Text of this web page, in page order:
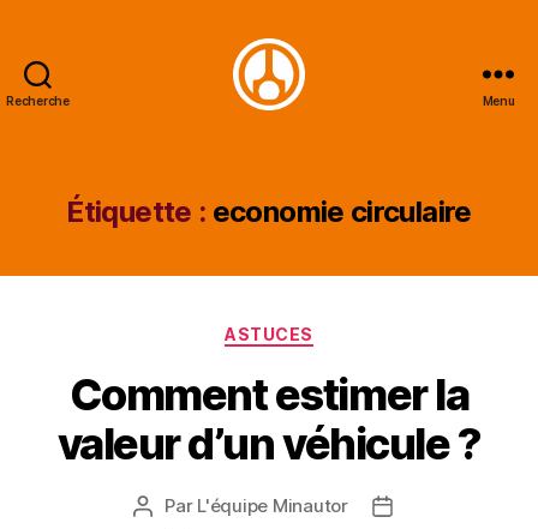
Recherche Menu
Étiquette : economie circulaire
Catégories
ASTUCES
Comment estimer la
valeur d’un véhicule ?
Auteur
Par L'équipe Minautor
Date